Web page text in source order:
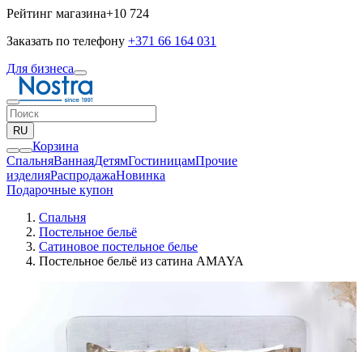
Рейтинг магазина+10 724
Заказать по телефону +371 66 164 031
Для бизнеса
RU
Корзина
СпальняВаннаяДетямГостиницамПрочие
изделияPаспродажаНовинка
Подарочные купон
Спальня
Постельное бельё
Сатиновое постельное белье
Постельное бельё из сатина AMAYA